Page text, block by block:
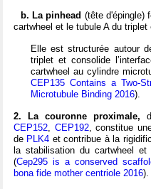
b. La pinhead (tête d'épingle)
cartwheel et le tubule A du triplet
Elle est structurée autour
triplet et consolide
cartwheel au cylindre
CEP135 Contains a Two-
Microtubule Binding 2016).
2. La couronne proximale,
CEP152, CEP192, constitue
de PLK4 et contribue à la
la stabilisation du cartwheel
(Cep295 is a conserved
bona fide mother centriole 2016).